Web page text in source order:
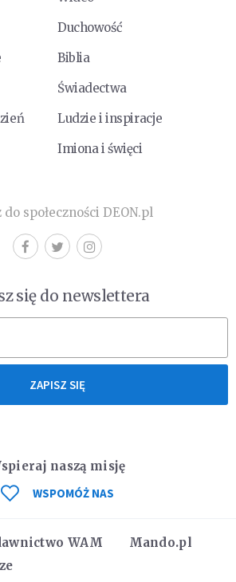
Duchowość
Biblia
Świadectwa
Ludzie i inspiracje
Imiona i święci
do społeczności DEON.pl
się do newslettera
ZAPISZ SIĘ
WAM
Mando.pl
naszą misję
WSPOMÓŻ NAS